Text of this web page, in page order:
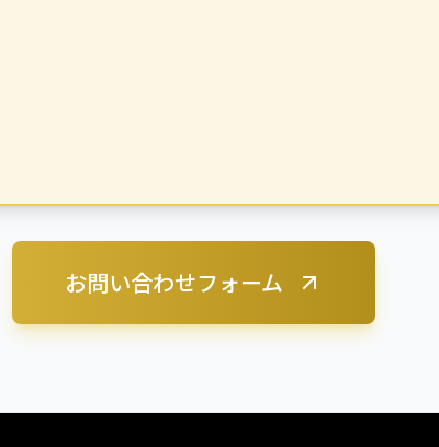
お問い合わせフォーム